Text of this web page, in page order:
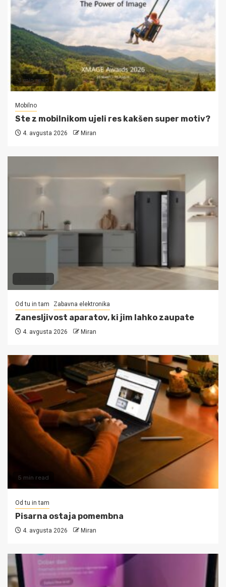
3 min read
Mobilno
Ste z mobilnikom ujeli res kakšen super motiv?
4. avgusta 2026 Miran
Od tu in tam Zabavna elektronika
Zanesljivost aparatov, ki jim lahko zaupate
4. avgusta 2026 Miran
5 min read
Od tu in tam
Pisarna ostaja pomembna
4. avgusta 2026 Miran